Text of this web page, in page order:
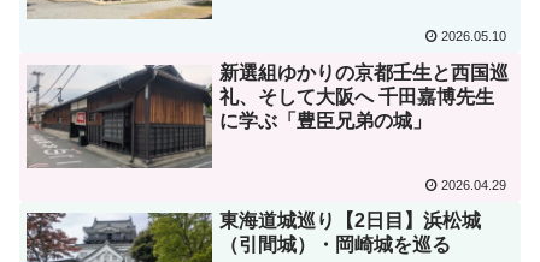
2026.05.10
新選組ゆかりの京都壬生と西国巡
礼、そして大阪へ 千田嘉博先生
に学ぶ「豊臣兄弟の城」
2026.04.29
東海道城巡り【2日目】浜松城
（引間城）・岡崎城を巡る